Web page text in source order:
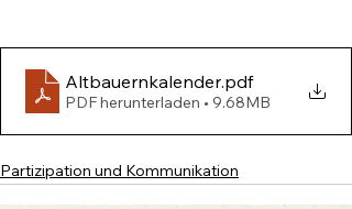
Altbauernkalender.pdf
PDF herunterladen • 9.68MB
Partizipation und Kommunikation